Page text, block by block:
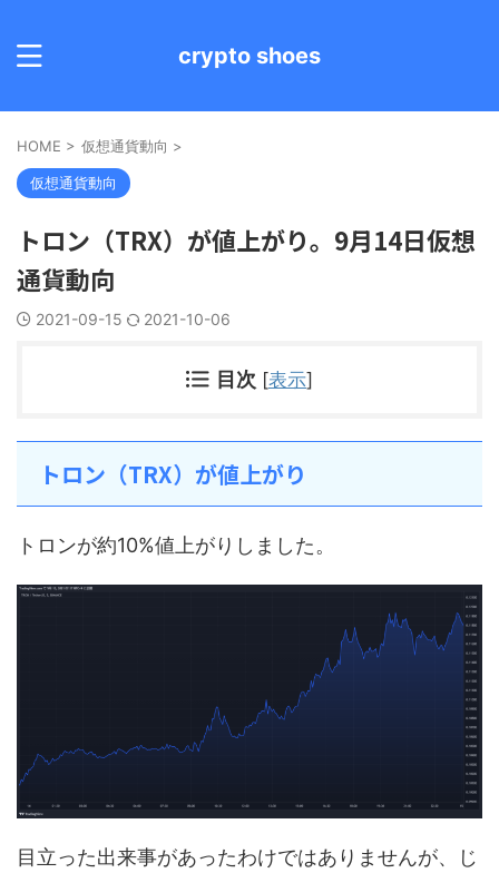
crypto shoes
HOME > 仮想通貨動向 >
仮想通貨動向
トロン（TRX）が値上がり。9月14日仮想
通貨動向
2021-09-15 2021-10-06
目次 [表示]
トロン（TRX）が値上がり
トロンが約10%値上がりしました。
目立った出来事があったわけではありませんが、じ